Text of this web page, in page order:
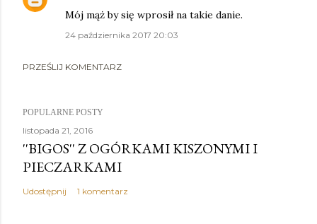
Mój mąż by się wprosił na takie danie.
24 października 2017 20:03
PRZEŚLIJ KOMENTARZ
POPULARNE POSTY
listopada 21, 2016
''BIGOS'' Z OGÓRKAMI KISZONYMI I
PIECZARKAMI
Udostępnij 1 komentarz